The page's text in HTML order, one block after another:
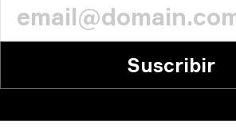
Suscribir